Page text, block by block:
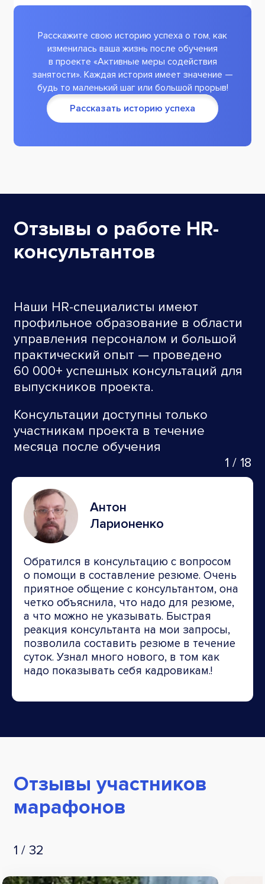
Расскажите свою историю успеха о том, как
изменилась ваша жизнь после обучения
в проекте «Активные меры содействия
занятости». Каждая история имеет значение —
будь то маленький шаг или большой прорыв!
Рассказать историю успеха
Отзывы о работе HR-
консультантов
Наши HR-специалисты имеют
профильное образование в области
управления персоналом и большой
практический опыт — проведено
60 000+ успешных консультаций для
выпускников проекта.
Консультации доступны только
участникам проекта в течение
месяца после обучения
1 / 18
Антон
Ларионенко
Обратился в консультацию с вопросом
о помощи в составление резюме. Очень
приятное общение с консультантом, она
четко объяснила, что надо для резюме,
а что можно не указывать. Быстрая
реакция консультанта на мои запросы,
позволила составить резюме в течение
суток. Узнал много нового, в том как
надо показывать себя кадровикам.!
Отзывы участников
марафонов
1 / 32